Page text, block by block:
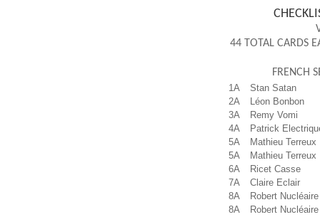
44 TOTAL CARDS
FRENCH
1A
Stan Satan
2A
Léon Bonbon
3A
Remy Vomi
4A
Patrick
5A
Mathieu Terreux
5A
Mathieu Terreux
6A
Ricet Casse
7A
Claire Eclair
8A
Robert Nucléaire
8A
Robert Nucléaire